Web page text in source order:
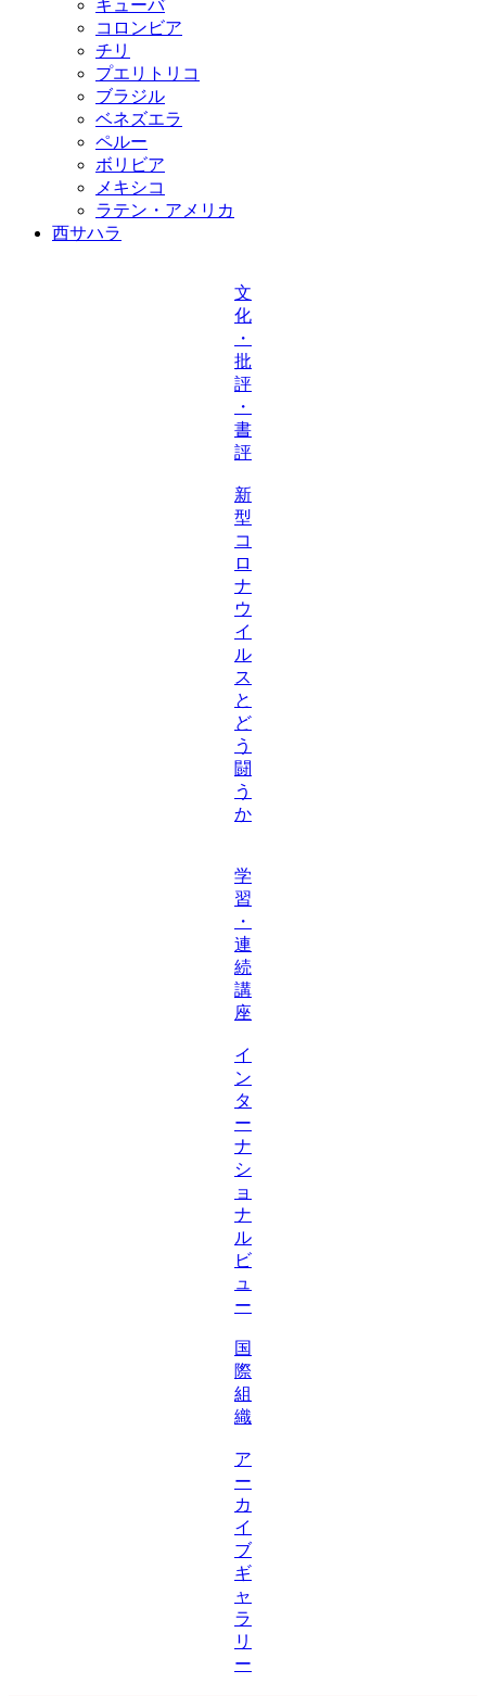
キューバ
コロンビア
チリ
プエリトリコ
ブラジル
ベネズエラ
ペルー
ボリビア
メキシコ
ラテン・アメリカ
西サハラ
文
化
・
批
評
・
書
評
新
型
コ
ロ
ナ
ウ
イ
ル
ス
と
ど
う
闘
う
か
学
習
・
連
続
講
座
イ
ン
タ
ー
ナ
シ
ョ
ナ
ル
ビ
ュ
ー
国
際
組
織
ア
ー
カ
イ
ブ
ギ
ャ
ラ
リ
ー